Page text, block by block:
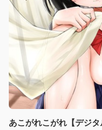
あこがれこがれ【デジタ